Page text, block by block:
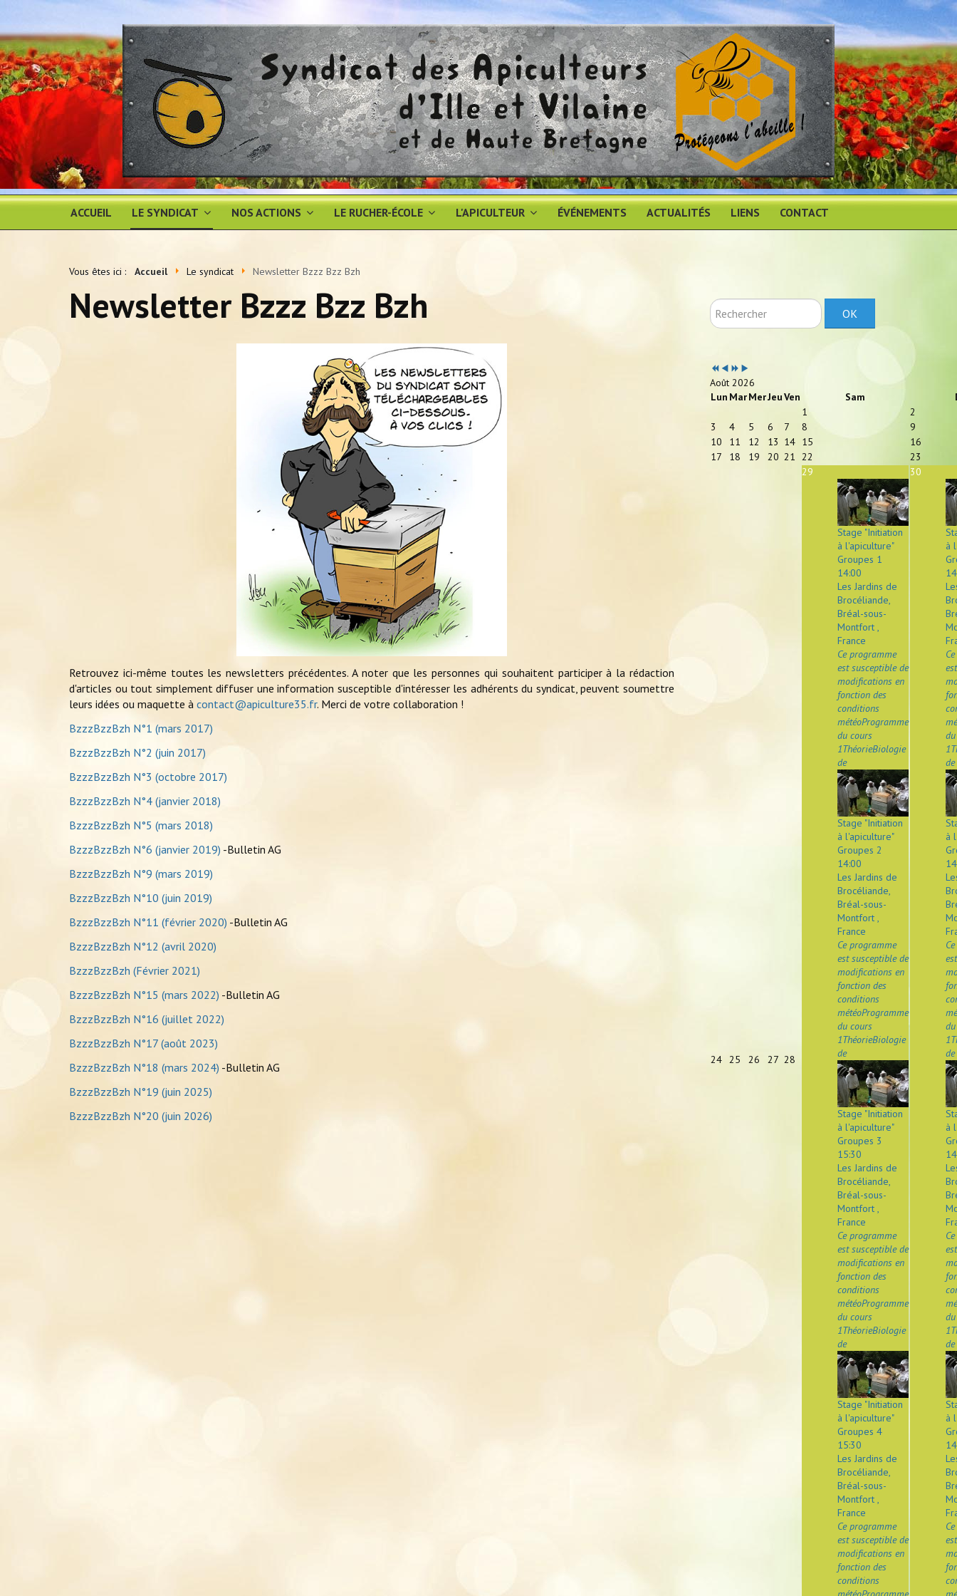
ACCUEIL LE SYNDICAT NOS ACTIONS LE RUCHER-ÉCOLE L'APICULTEUR ÉVÉNEMENTS ACTUALITÉS LIENS CONTACT
Vous êtes ici : Accueil Le syndicat Newsletter Bzzz Bzz Bzh
Newsletter Bzzz Bzz Bzh
Retrouvez ici-même toutes les newsletters précédentes. A noter que les personnes qui souhaitent participer à la rédaction
d'articles ou tout simplement diffuser une information susceptible d'intéresser les adhérents du syndicat, peuvent soumettre
leurs idées ou maquette à contact@apiculture35.fr. Merci de votre collaboration !
BzzzBzzBzh N°1 (mars 2017)
BzzzBzzBzh N°2 (juin 2017)
BzzzBzzBzh N°3 (octobre 2017)
BzzzBzzBzh N°4 (janvier 2018)
BzzzBzzBzh N°5 (mars 2018)
BzzzBzzBzh N°6 (janvier 2019) -Bulletin AG
BzzzBzzBzh N°9 (mars 2019)
BzzzBzzBzh N°10 (juin 2019)
BzzzBzzBzh N°11 (février 2020) -Bulletin AG
BzzzBzzBzh N°12 (avril 2020)
BzzzBzzBzh (Février 2021)
BzzzBzzBzh N°15 (mars 2022) -Bulletin AG
BzzzBzzBzh N°16 (juillet 2022)
BzzzBzzBzh N°17 (août 2023)
BzzzBzzBzh N°18 (mars 2024) -Bulletin AG
BzzzBzzBzh N°19 (juin 2025)
BzzzBzzBzh N°20 (juin 2026)
Rechercher OK
Année
précédente
Mois
précédent
Année
suivante
Mois
suivant
Août 2026
Lun MarMerJeuVen Sam
1
2
3
4 5 6 7 8
9
10
11 12 13 14 15
16
17
18 19 20 21 22 23
24 25 26 27 28
29
Stage "Initiation
à l'apiculture"
Groupes 1
14:00
Les Jardins de
Brocéliande,
Bréal-sous-
Montfort ,
France
Ce programme
est susceptible de
modifications en
fonction des
conditions
météoProgramme
du cours
1ThéorieBiologie
de
Stage "Initiation
à l'apiculture"
Groupes 2
14:00
Les Jardins de
Brocéliande,
Bréal-sous-
Montfort ,
France
Ce programme
est susceptible de
modifications en
fonction des
conditions
météoProgramme
du cours
1ThéorieBiologie
de
Stage "Initiation
à l'apiculture"
Groupes 3
15:30
Les Jardins de
Brocéliande,
Bréal-sous-
Montfort ,
France
Ce programme
est susceptible de
modifications en
fonction des
conditions
météoProgramme
du cours
1ThéorieBiologie
de
Stage "Initiation
à l'apiculture"
Groupes 4
15:30
Les Jardins de
Brocéliande,
Bréal-sous-
Montfort ,
France
Ce programme
est susceptible de
modifications en
fonction des
conditions
30
à
de
à
de
à
de
à